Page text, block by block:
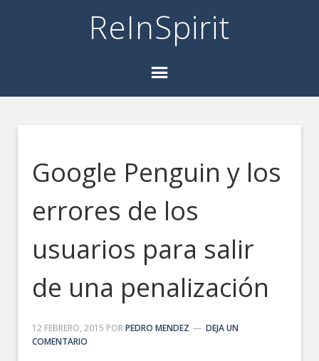
ReInSpirit
Google Penguin y los
errores de los
usuarios para salir
de una penalización
12 FEBRERO, 2015 PORPEDRO MENDEZ
DEJA UN
COMENTARIO